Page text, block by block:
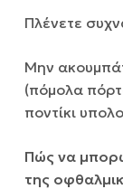
Πλένετε
Μην
(πόμολα
ποντίκι
Πώς να
της